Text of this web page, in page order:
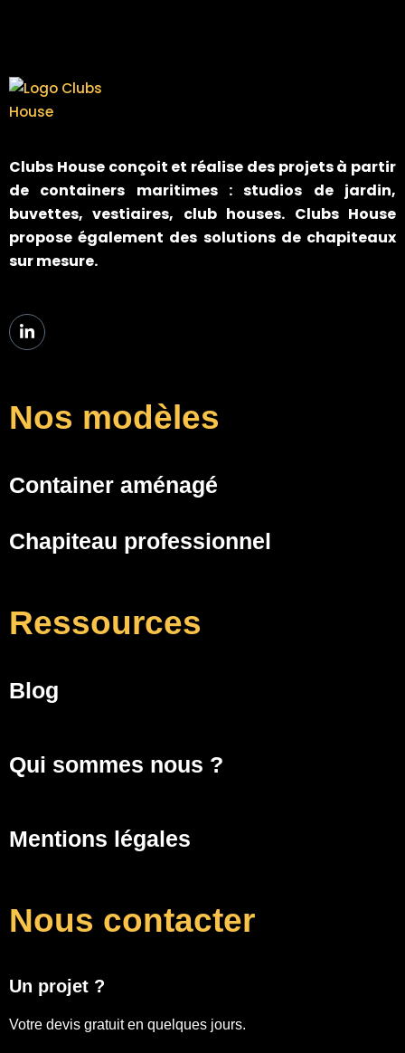
Clubs Houseconçoit et réalise des projets à partir
de containers maritimes : studios de jardin,
buvettes, vestiaires, club houses. Clubs House
propose également des solutions de chapiteaux
sur mesure.
Nos modèles
Container aménagé
Chapiteau professionnel
Ressources
Blog
Qui sommes nous ?
Mentions légales
Nous contacter
Un projet ?
Votre devis gratuit en quelques jours.